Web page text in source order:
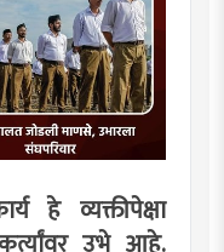
हे व्यक्तीपेक्षा